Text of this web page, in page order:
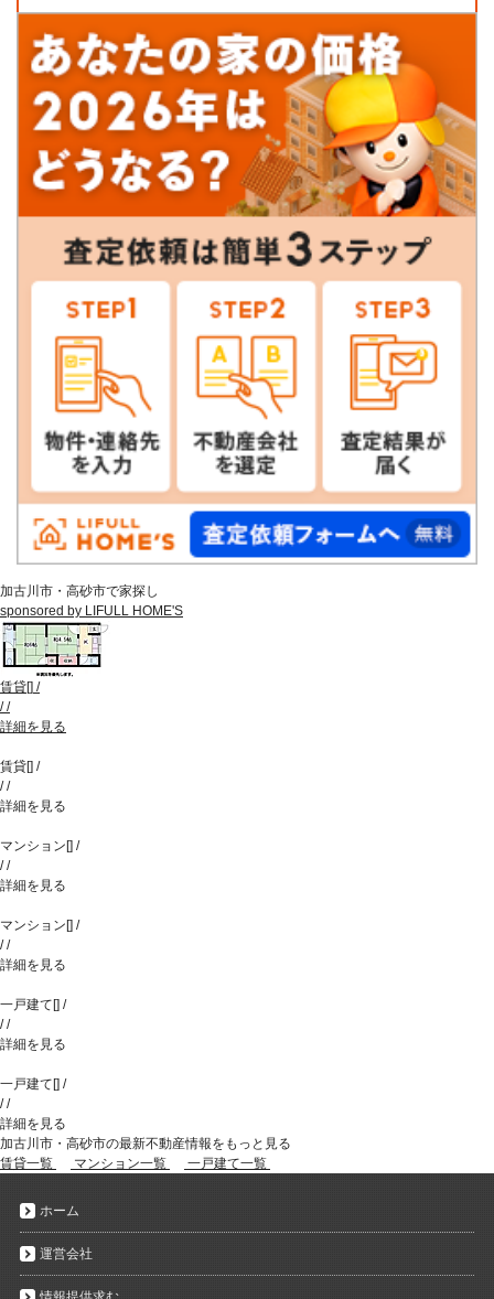
加古川市・高砂市で家探し
sponsored by LIFULL HOME'S
賃貸[] /
//
詳細を見る
賃貸[] /
//
詳細を見る
マンション [] /
//
詳細を見る
マンション [] /
//
詳細を見る
一戸建て [] /
//
詳細を見る
一戸建て [] /
//
詳細を見る
加古川市・高砂市の最新不動産情報をもっと見る
賃貸一覧
マンション一覧 一戸建て一覧
ホーム
運営会社